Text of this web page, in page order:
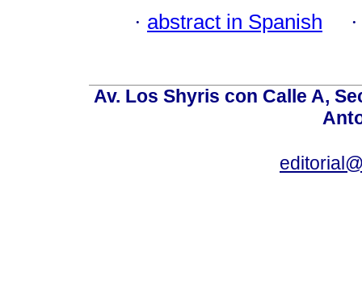
· abstract in Spanish
Av. Los Shyris con Calle A,